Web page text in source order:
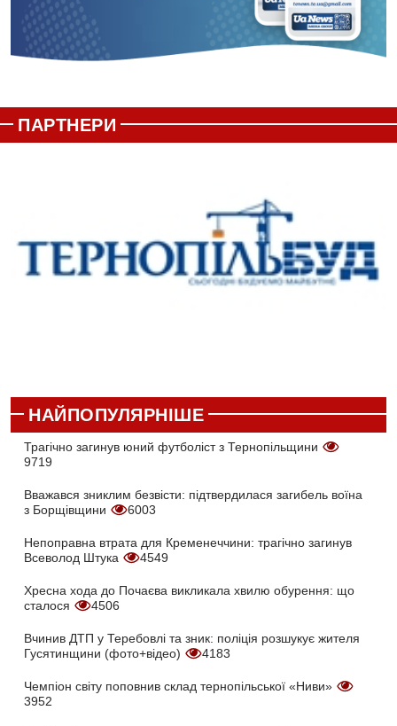
ПАРТНЕРИ
НАЙПОПУЛЯРНІШЕ
Трагічно загинув юний футболіст з Тернопільщини
9719
Вважався зниклим безвісти: підтвердилася загибель воїна
з Борщівщини
6003
Непоправна втрата для Кременеччини: трагічно загинув
Всеволод Штука
4549
Хресна хода до Почаєва викликала хвилю обурення: що
сталося
4506
Вчинив ДТП у Теребовлі та зник: поліція розшукує жителя
Гусятинщини (фото+відео)
4183
Чемпіон світу поповнив склад тернопільської «Ниви»
3952